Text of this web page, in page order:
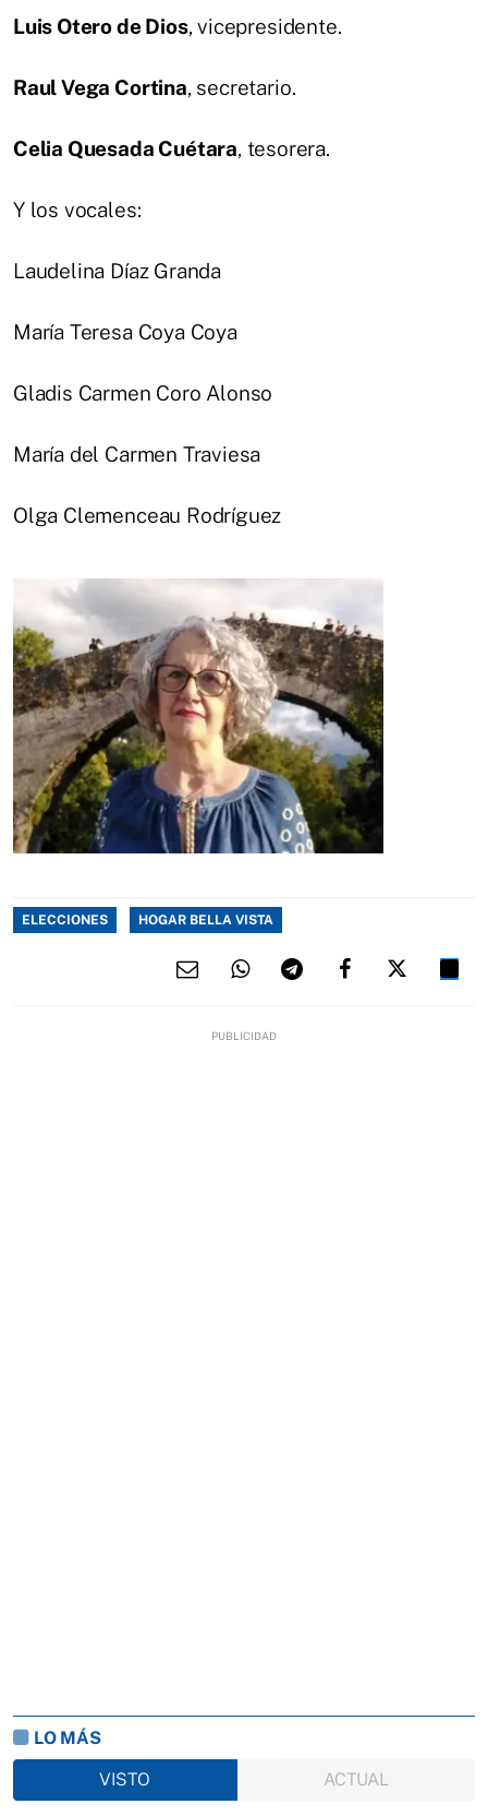
Luis Otero de Dios, vicepresidente.
Raul Vega Cortina, secretario.
Celia Quesada Cuétara, tesorera.
Y los vocales:
Laudelina Díaz Granda
María Teresa Coya Coya
Gladis Carmen Coro Alonso
María del Carmen Traviesa
Olga Clemenceau Rodríguez
ELECCIONES HOGAR BELLA VISTA
LO MÁS
VISTO
ACTUAL